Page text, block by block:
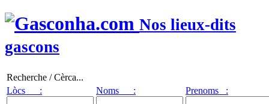
Nos lieux-dits
gascons
Recherche / Cèrca...
Lòcs :
Noms : Prenoms :